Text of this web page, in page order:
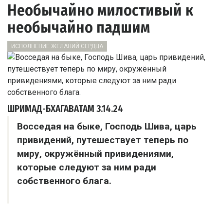
Необычайно милостивый к
необычайно падшим
ИСПОЛНЕНИЕ ЖЕЛАНИЙ СЕРДЦА
ШРИМАД-БХАГАВАТАМ 3.14.24
Восседая на быке, Господь Шива, царь
привидений, путешествует теперь по
миру, окружённый привидениями,
которые следуют за ним ради
собственного блага.